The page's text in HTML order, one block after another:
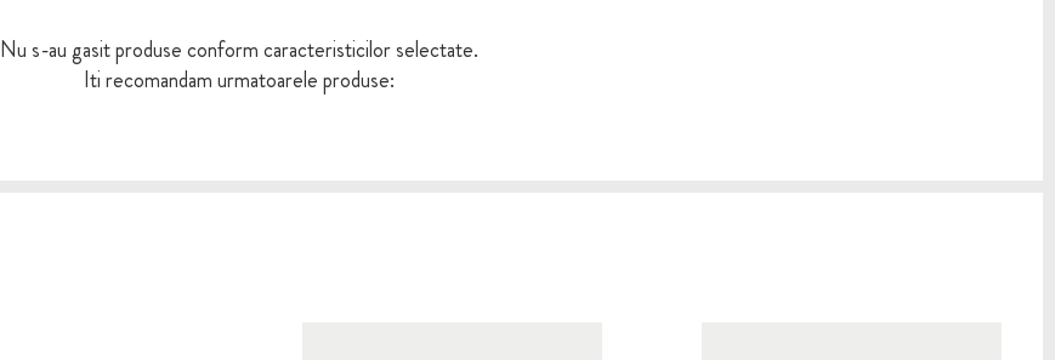
Nu s-au gasit produse conform caracteristicilor selectate.
Iti recomandam urmatoarele produse: